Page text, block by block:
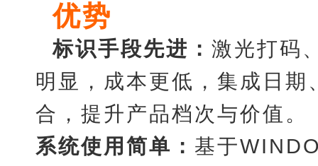
优势
标识手段先进： 激光打码
明显，成本更低，集成日
合，提升产品档次与价值。
系统使用简单： 基于